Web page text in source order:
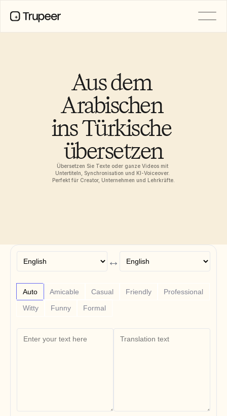
Aus dem
Arabischen
ins Türkische
übersetzen
Übersetzen Sie Texte oder ganze Videos mit
Untertiteln, Synchronisation und KI-Voiceover.
Perfekt für Creator, Unternehmen und Lehrkräfte.
↔
Auto Amicable Casual Friendly
Professional
Witty
Funny Formal
Geteilte Seiten
KI-Bildschirmaufnahme
KI-Champions des Wandels
Announcement
Partner Program
Vertriebsunterstützung
Vorverkauf
Produktmarketing
See more